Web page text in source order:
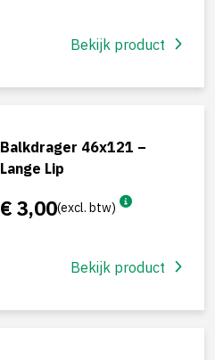
Bekijk product
Balkdrager 46x121 –
Lange Lip
€ 3,00(excl. btw)
Bekijk product